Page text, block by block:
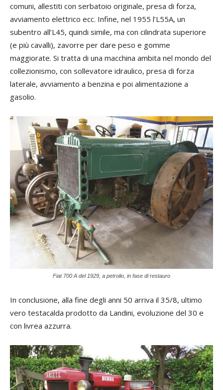
comuni, allestiti con serbatoio originale, presa di forza,
avviamento elettrico ecc. Infine, nel 1955 l’L55A, un
subentro all’L45, quindi simile, ma con cilindrata superiore
(e più cavalli), zavorre per dare peso e gomme
maggiorate. Si tratta di una macchina ambita nel mondo del
collezionismo, con sollevatore idraulico, presa di forza
laterale, avviamento a benzina e poi alimentazione a
gasolio.
Fiat 700 A del 1929, a petrolio, in fase di restauro
In conclusione, alla fine degli anni 50 arriva il 35/8, ultimo
vero testacalda prodotto da Landini, evoluzione del 30 e
con livrea azzurra.